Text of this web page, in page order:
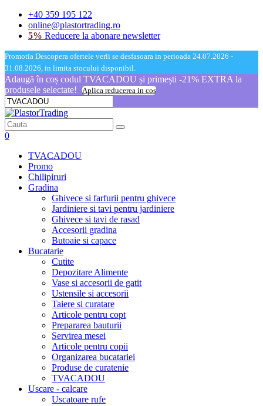
+40 359 195 122
online@plastortrading.ro
5% Reducere la abonare newsletter
Promotia Descopera ofertele verii se desfasoara in perioada 24.07.2026 -
31.08.2026, in limita stocului disponibil.
Adaugă în coș codul TVACADOU și primești -21% EXTRA la
produsele selectate!
Aplica reducerea in cos
0
TVACADOU
Promo
Chilipiruri
Gradina
Ghivece si farfurii pentru ghivece
Jardiniere si tavi pentru jardiniere
Ghivece si tavi de rasad
Accesorii gradina
Butoaie si capace
Bucatarie
Cutite
Depozitare Alimente
Vase si accesorii de gatit
Ustensile si accesorii
Taiere si curatare
Articole pentru copt
Prepararea bauturii
Servirea mesei
Articole pentru copii
Organizarea bucatariei
Produse de curatenie
TVACADOU
Uscare - calcare
Uscatoare rufe